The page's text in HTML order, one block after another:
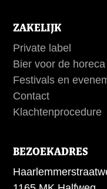
ZAKELIJK
Private label
Bier voor de horeca
Festivals en
Contact
Klachtenprocedure
BEZOEKADRES